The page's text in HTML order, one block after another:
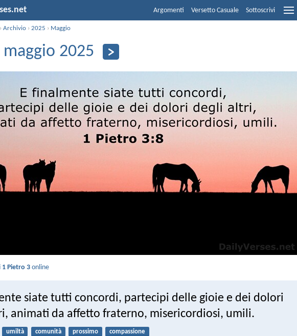
Argomenti Versetto Casuale Sottoscrivi
›Archivio ›2025 › Maggio
maggio 2025
1 Pietro 3 online
siate tutti concordi, partecipi delle gioie e dei dolori
animati da affetto fraterno, misericordiosi, umili.
umiltà comunità prossimo compassione